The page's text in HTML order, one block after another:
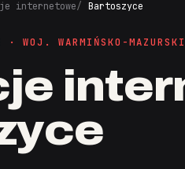
internetowe Bartoszyce
· WOJ. WARMIŃSKO-